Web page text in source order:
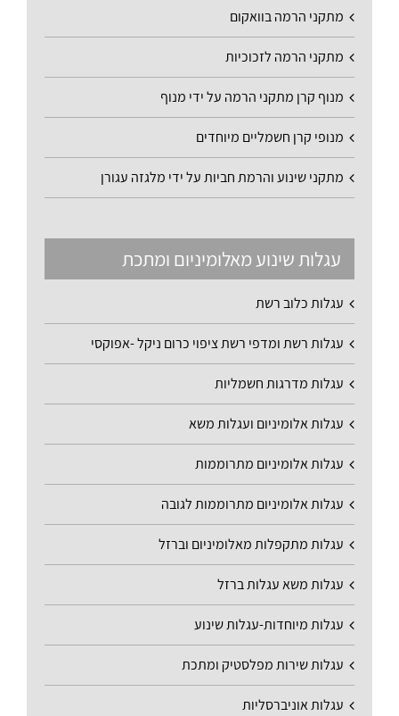
מתקני הרמה בוואקום
מתקני הרמה לזכוכיות
מנוף קרן מתקני הרמה על ידי מנוף
מנופי קרן חשמליים מיוחדים
מתקני שינוע והרמת חביות על ידי מלגזה עגורן
עגלות שינוע מאלומיניום ומתכת
עגלות כלוב רשת
עגלות רשת ומדפי רשת ציפוי כרום ניקל -אפוקסי
עגלות מדרגות חשמליות
עגלות אלומיניום ועגלות משא
עגלות אלומיניום מתרוממות
עגלות אלומיניום מתרוממות לגובה
עגלות מתקפלות מאלומיניום וברזל
עגלות משא עגלות ברזל
עגלות מיוחדות-עגלות שינוע
עגלות שירות מפלסטיק ומתכת
עגלות אוניברסליות